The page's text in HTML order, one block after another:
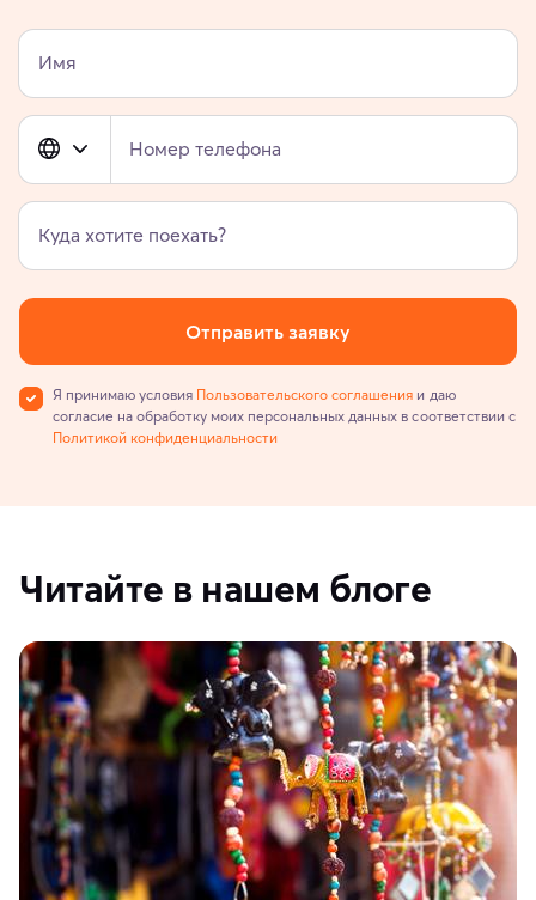
Имя
Номер телефона
Куда хотите поехать?
Отправить заявку
Я принимаю условия Пользовательского соглашения и даю
согласие на обработку моих персональных данных в соответствии с
Политикой конфиденциальности
Читайте в нашем блоге